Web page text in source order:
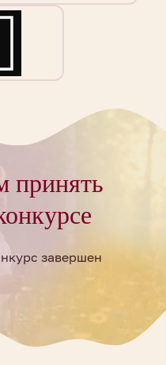
принять
завершен